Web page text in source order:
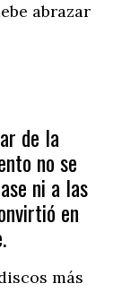
abrazar
de la
no se
ni a las
en
más